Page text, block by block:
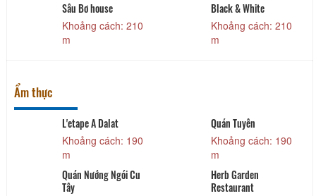
Sâu Bơ house
Khoảng cách: 210
m
Black & White
Khoảng cách: 210
m
Ẩm thực
L'etape A Dalat
Khoảng cách: 190
m
Quán Tuyên
Khoảng cách: 190
m
Quán Nướng Ngói Cu
Tây
Herb Garden
Restaurant